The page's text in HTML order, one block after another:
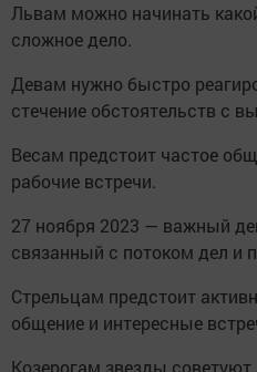
Львам можно начинать
сложное дело.
Девам нужно быстро
стечение обстоятельств с
Весам предстоит частое
рабочие встречи.
27 ноября 2023 — важный
связанный с потоком дел и
Стрельцам предстоит
общение и интересные